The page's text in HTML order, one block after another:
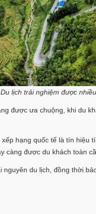
Du lịch trải nghiệm được
được ưa chuộng, khi du
hạng quốc tế là tín
càng được du khách toàn
du lịch, đồng thời